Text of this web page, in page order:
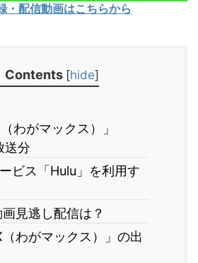
・配信動画はこちらから
Contents [hide]
わがマックス）」
送分
ビス「Hulu」を利用す
見逃し配信は？
（わがマックス）」の出